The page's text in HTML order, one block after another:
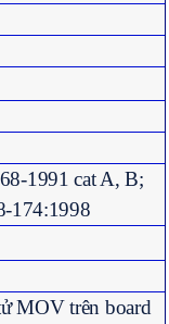
1991 cat A, B;
174:1998
MOV trên board